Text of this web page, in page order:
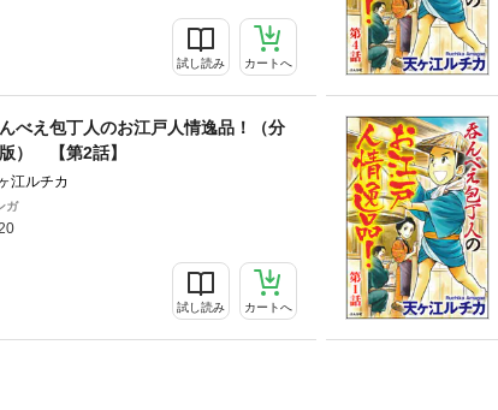
試し読み カートへ
べえ包丁人のお江戸人情逸品！（分
） 【第2話】
江ルチカ
ガ
試し読み カートへ